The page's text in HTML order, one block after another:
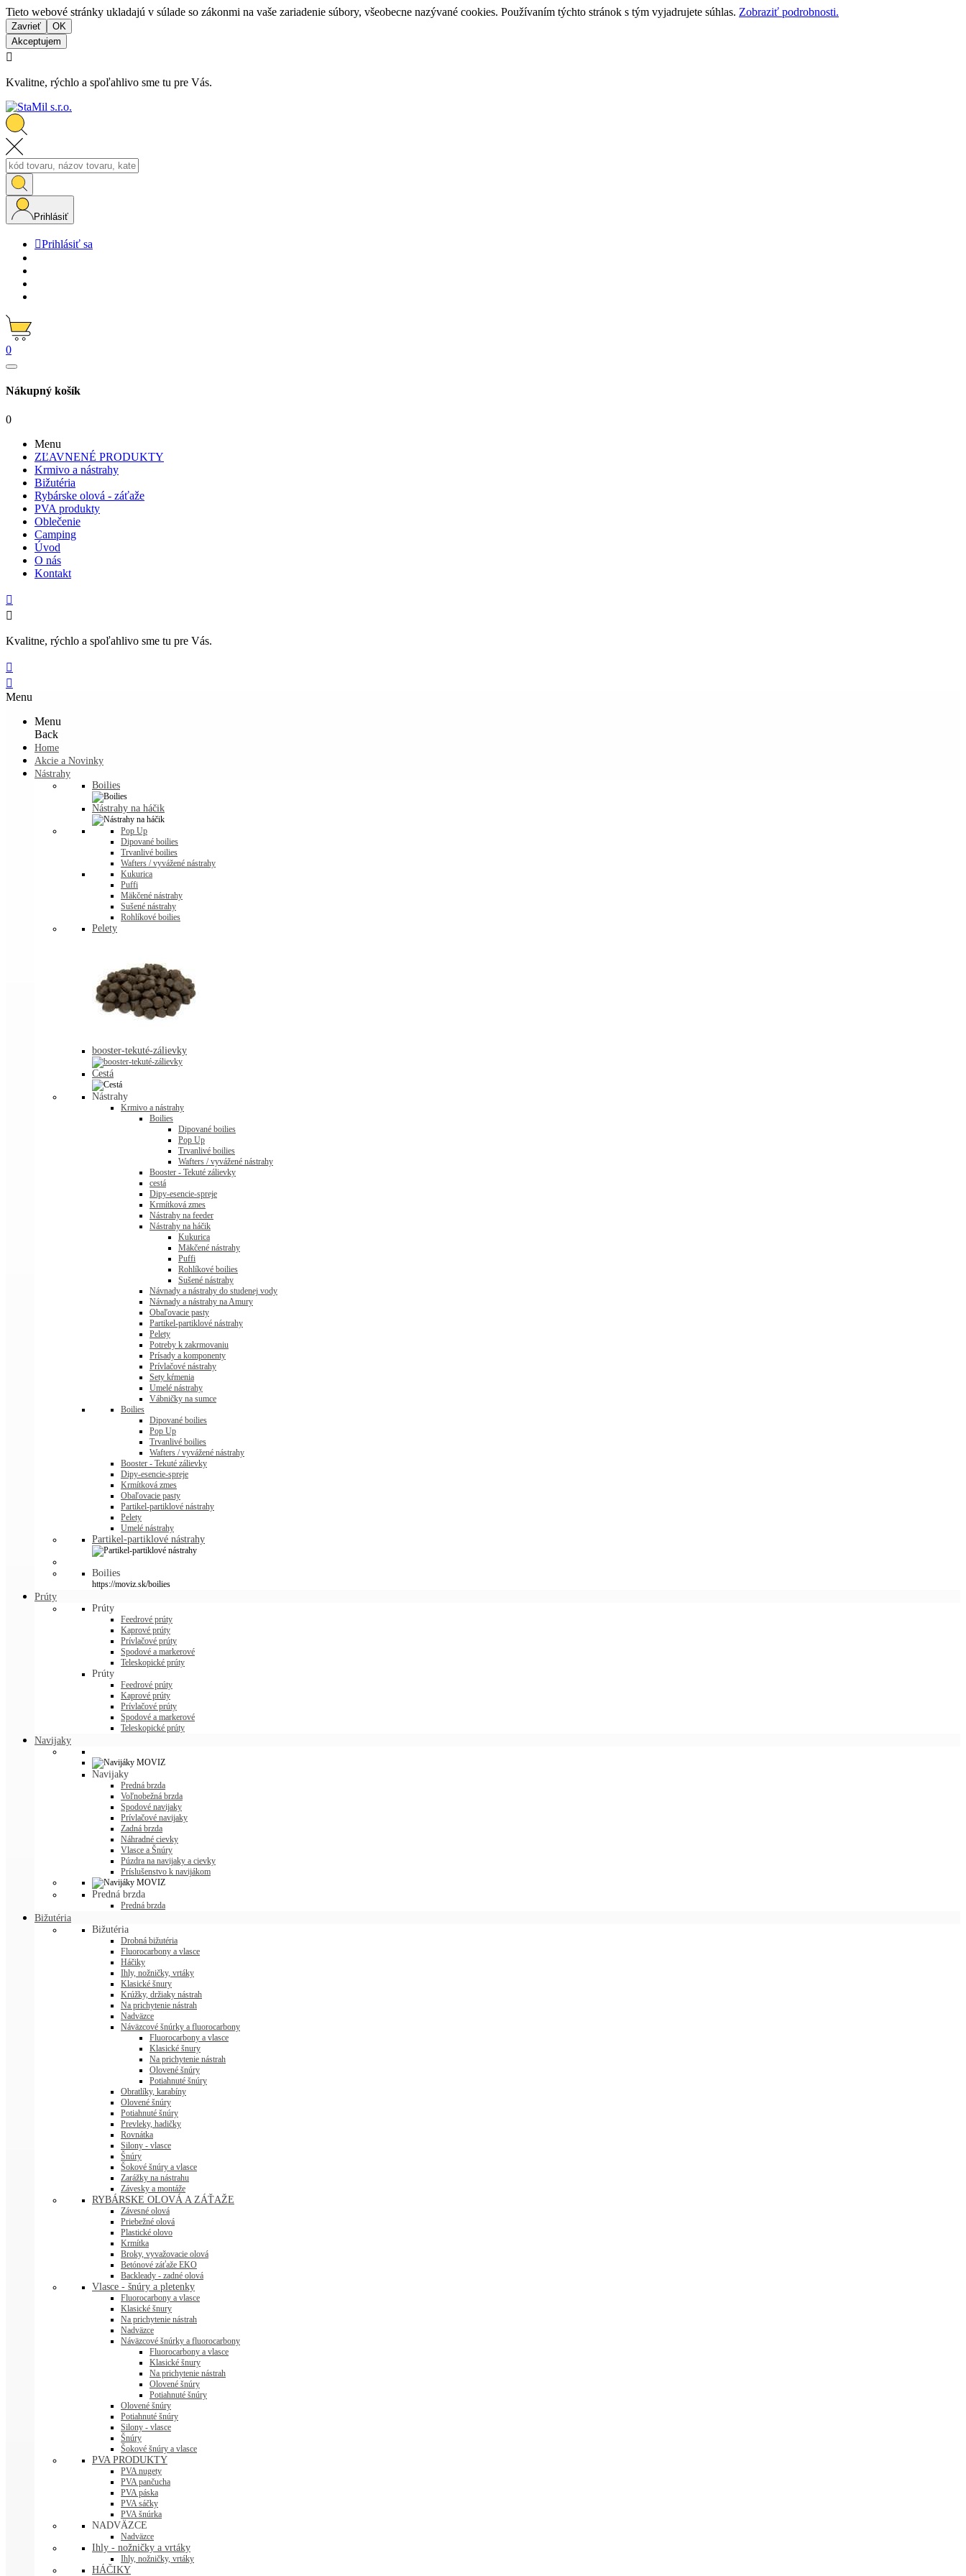
Tieto webové stránky ukladajú v súlade so zákonmi na vaše zariadenie súbory, všeobecne nazývané cookies. Používaním týchto stránok s tým vyjadrujete súhlas. Zobraziť podrobnosti.
Zavrieť
OK
Akceptujem

Kvalitne, rýchlo a spoľahlivo sme tu pre Vás.
Prihlásiť
Prihlásiť sa
0
Nákupný košík
0
Menu
ZĽAVNENÉ PRODUKTY
Krmivo a nástrahy
Bižutéria
Rybárske olová - záťaže
PVA produkty
Oblečenie
Camping
Úvod
O nás
Kontakt


Kvalitne, rýchlo a spoľahlivo sme tu pre Vás.


Menu
Menu
Back
Home
Akcie a Novinky
Nástrahy
Boilies
Nástrahy na háčik
Pop Up
Dipované boilies
Trvanlivé boilies
Wafters / vyvážené nástrahy
Kukurica
Puffi
Mäkčené nástrahy
Sušené nástrahy
Rohlíkové boilies
Pelety
booster-tekuté-zálievky
Cestá
Nástrahy
Krmivo a nástrahy
Boilies
Dipované boilies
Pop Up
Trvanlivé boilies
Wafters / vyvážené nástrahy
Booster - Tekuté zálievky
cestá
Dipy-esencie-spreje
Krmítková zmes
Nástrahy na feeder
Nástrahy na háčik
Kukurica
Mäkčené nástrahy
Puffi
Rohlíkové boilies
Sušené nástrahy
Návnady a nástrahy do studenej vody
Návnady a nástrahy na Amury
Obaľovacie pasty
Partikel-partiklové nástrahy
Pelety
Potreby k zakrmovaniu
Prísady a komponenty
Prívlačové nástrahy
Sety kŕmenia
Umelé nástrahy
Vábničky na sumce
Boilies
Dipované boilies
Pop Up
Trvanlivé boilies
Wafters / vyvážené nástrahy
Booster - Tekuté zálievky
Dipy-esencie-spreje
Krmítková zmes
Obaľovacie pasty
Partikel-partiklové nástrahy
Pelety
Umelé nástrahy
Partikel-partiklové nástrahy
Boilies
https://moviz.sk/boilies
Prúty
Prúty
Feedrové prúty
Kaprové prúty
Prívlačové prúty
Spodové a markerové
Teleskopické prúty
Prúty
Feedrové prúty
Kaprové prúty
Prívlačové prúty
Spodové a markerové
Teleskopické prúty
Navijaky
Navijaky
Predná brzda
Voľnobežná brzda
Spodové navijaky
Prívlačové navijaky
Zadná brzda
Náhradné cievky
Vlasce a Šnúry
Púzdra na navijaky a cievky
Príslušenstvo k navijákom
Predná brzda
Predná brzda
Bižutéria
Bižutéria
Drobná bižutéria
Fluorocarbony a vlasce
Háčiky
Ihly, nožničky, vrtáky
Klasické šnury
Krúžky, držiaky nástrah
Na prichytenie nástrah
Nadväzce
Náväzcové šnúrky a fluorocarbony
Fluorocarbony a vlasce
Klasické šnury
Na prichytenie nástrah
Olovené šnúry
Potiahnuté šnúry
Obratlíky, karabíny
Olovené šnúry
Potiahnuté šnúry
Prevleky, hadičky
Rovnátka
Silony - vlasce
Šnúry
Šokové šnúry a vlasce
Zarážky na nástrahu
Závesky a montáže
RYBÁRSKE OLOVÁ A ZÁŤAŽE
Závesné olová
Priebežné olová
Plastické olovo
Krmítka
Broky, vyvažovacie olová
Betónové záťaže EKO
Backleady - zadné olová
Vlasce - šnúry a pletenky
Fluorocarbony a vlasce
Klasické šnury
Na prichytenie nástrah
Nadväzce
Náväzcové šnúrky a fluorocarbony
Fluorocarbony a vlasce
Klasické šnury
Na prichytenie nástrah
Olovené šnúry
Potiahnuté šnúry
Olovené šnúry
Potiahnuté šnúry
Silony - vlasce
Šnúry
Šokové šnúry a vlasce
PVA PRODUKTY
PVA nugety
PVA pančucha
PVA páska
PVA sáčky
PVA šnúrka
NADVÄZCE
Nadväzce
Ihly - nožničky a vrtáky
Ihly, nožničky, vrtáky
HÁČIKY